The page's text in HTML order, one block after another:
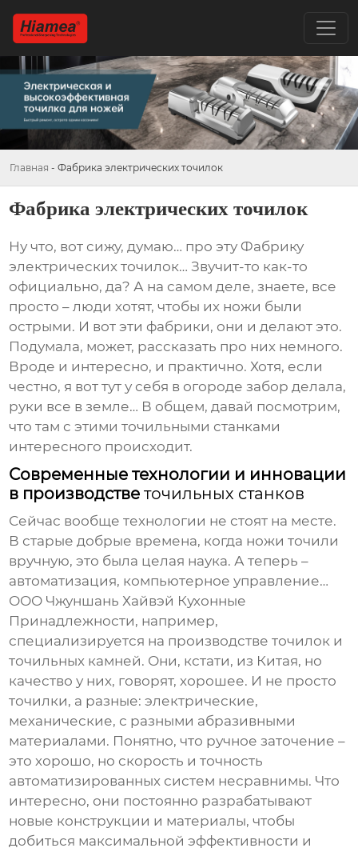
Главная - Фабрика электрических точилок
Фабрика электрических точилок
Ну что, вот сижу, думаю… про эту Фабрику
электрических точилок… Звучит-то как-то
официально, да? А на самом деле, знаете, все
просто – люди хотят, чтобы их ножи были
острыми. И вот эти фабрики, они и делают это.
Подумала, может, рассказать про них немного.
Вроде и интересно, и практично. Хотя, если
честно, я вот тут у себя в огороде забор делала,
руки все в земле… В общем, давай посмотрим,
что там с этими точильными станками
интересного происходит.
Современные технологии и инновации
в производстветочильных станков
Сейчас вообще технологии не стоят на месте.
В старые добрые времена, когда ножи точили
вручную, это была целая наука. А теперь –
автоматизация, компьютерное управление…
ООО Чжуншань Хайвэй Кухонные
Принадлежности, например,
специализируется на производстветочилок и
точильных камней. Они, кстати, из Китая, но
качество у них, говорят, хорошее. И не просто
точилки, а разные: электрические,
механические, с разными абразивными
материалами. Понятно, что ручное заточение –
это хорошо, но скорость и точность
автоматизированных систем несравнимы. Что
интересно, они постоянно разрабатывают
новые конструкции и материалы, чтобы
добиться максимальной эффективности и